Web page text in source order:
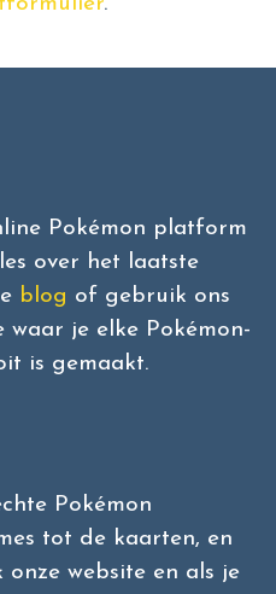
Pokémon platform
over het laatste
blog of gebruik ons
waar je elke Pokémon-
is gemaakt.
Pokémon
tot de kaarten, en
onze website en als je